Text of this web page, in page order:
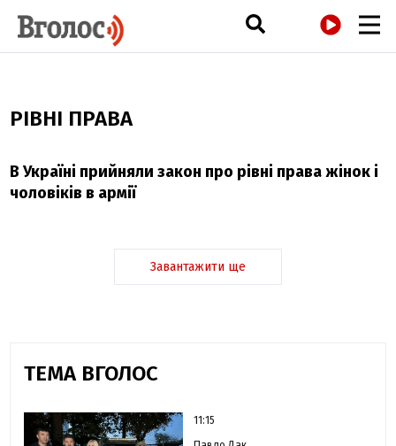
РІВНІ ПРАВА
В Україні прийняли закон про рівні права жінок і
чоловіків в армії
Завантажити ще
ТЕМА ВГОЛОС
11:15